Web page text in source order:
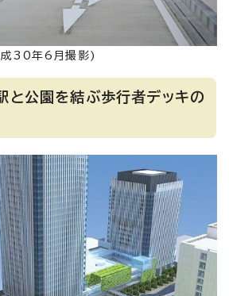
成30年6月撮影)
と公園を結ぶ歩行者デッキの